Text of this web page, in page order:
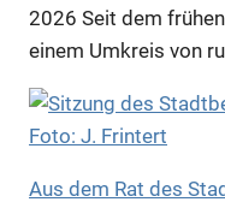
2026 Seit dem
einem Umkreis von
Aus dem Rat des